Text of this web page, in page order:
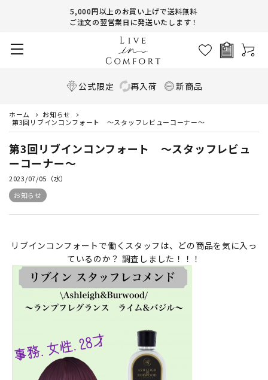
5,000円以上のお買い上げで送料無料
ご注文の翌営業日に発送いたします！
公式限定 再入荷 新商品
ホーム
お知らせ
第3回リブインコンフォート ～スタッフレビューコーナー～
第3回リブインコンフォート ～スタッフレビュ
ーコーナー～
2023/07/05（水）
お知らせ
リブインコンフォートで働くスタッフは、どの商品を気に入っ
ているのか？ 調査しました！！！